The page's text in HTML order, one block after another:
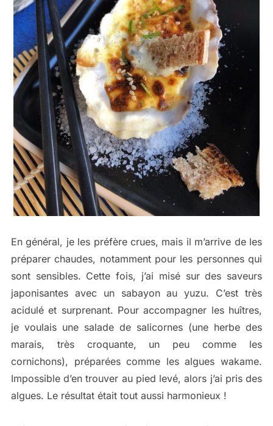
En général, je les préfère crues, mais il m’arrive de les
préparer chaudes, notamment pour les personnes qui
sont sensibles. Cette fois, j’ai misé sur des saveurs
japonisantes avec un sabayon au yuzu. C’est très
acidulé et surprenant. Pour accompagner les huîtres,
je voulais une salade de salicornes (une herbe des
marais, très croquante, un peu comme les
cornichons), préparées comme les algues wakame.
Impossible d’en trouver au pied levé, alors j’ai pris des
algues. Le résultat était tout aussi harmonieux !